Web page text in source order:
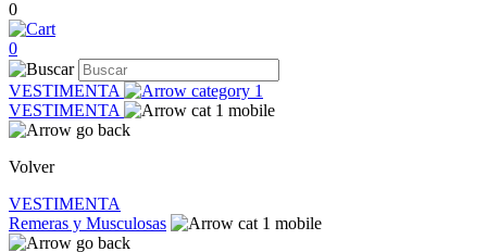
0
0
VESTIMENTA
VESTIMENTA
Volver
VESTIMENTA
Remeras y Musculosas